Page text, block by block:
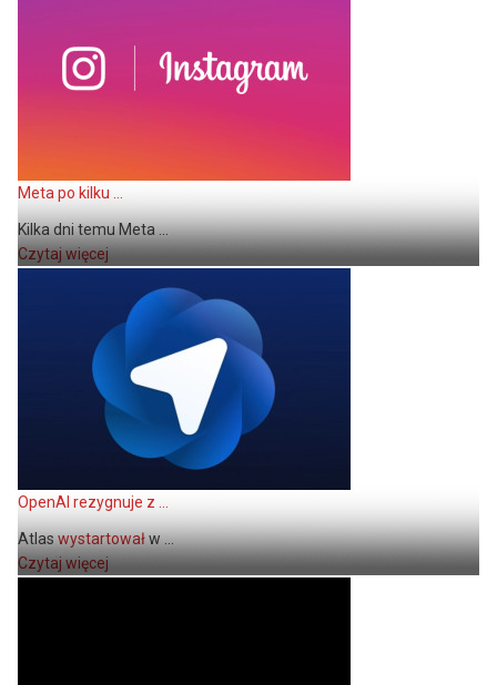
Meta po kilku ...
Kilka dni temu Meta ...
Czytaj więcej
OpenAI rezygnuje z ...
Atlaswystartowałw ...
Czytaj więcej